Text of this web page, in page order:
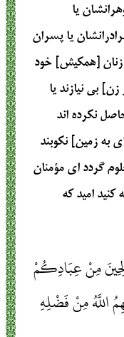
يا
يا پسران
زنان [همكيش] خود
بى ‏نيازند يا
نكرده‏ اند
به زمين] نكوبند
گردد اى مؤمنان
اميد كه
مِنْ عِبَادِكُمْ
اللَّهُ مِنْ فَضْلِهِ